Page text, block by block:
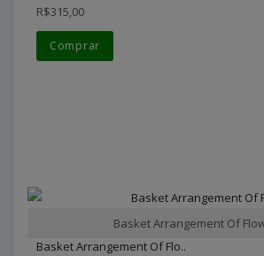
R$315,00
Comprar
Basket Arrangement Of
Basket Arrangement Of Flo..